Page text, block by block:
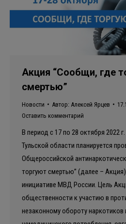
Акция “Сообщи, где
смертью”
Новости Автор: Алексей Ярцев
Оставить комментарий
В период с 17 по 28 октября 2022
Тульской области планируется
Общероссийской
торгуют смертью” (далее –
инициативе МВД России. Цель
общественности к участию в
незаконному обороту наркотиков